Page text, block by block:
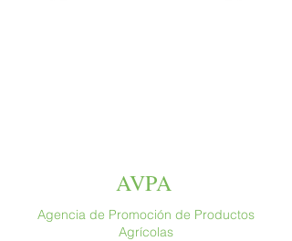
AVPA
Agencia de Promoción de Productos
Agrícolas